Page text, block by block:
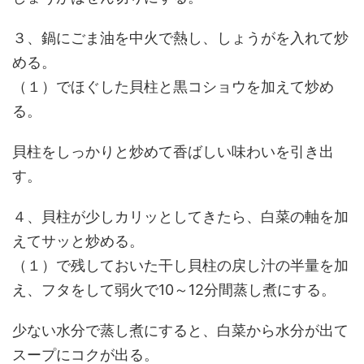
３、鍋にごま油を中火で熱し、しょうがを入れて炒
める。
（１）でほぐした貝柱と黒コショウを加えて炒め
る。
貝柱をしっかりと炒めて香ばしい味わいを引き出
す。
４、貝柱が少しカリッとしてきたら、白菜の軸を加
えてサッと炒める。
（１）で残しておいた干し貝柱の戻し汁の半量を加
え、フタをして弱火で10～12分間蒸し煮にする。
少ない水分で蒸し煮にすると、白菜から水分が出て
スープにコクが出る。